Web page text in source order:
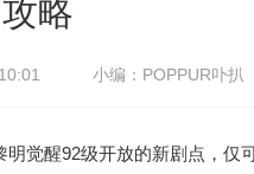
攻略
小编： POPPUR卟扒
醒92级开放的新剧点，仅